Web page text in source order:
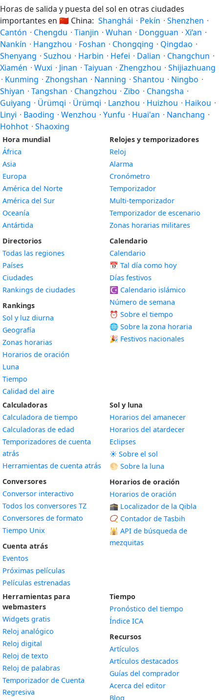
Horas de salida y puesta del sol en otras ciudades
importantes en 🇨🇳 China: Shanghái · Pekín · Shenzhen ·
Cantón · Chengdu · Tianjin · Wuhan · Dongguan · Xi’an ·
Nankín · Hangzhou · Foshan · Chongqing · Qingdao ·
Shenyang · Suzhou · Harbin · Hefei · Dalian · Changchun ·
Xiamén · Wuxi · Jinan · Taiyuan · Zhengzhou · Shijiazhuang
· Kunming · Zhongshan · Nanning · Shantou · Ningbo ·
Shiyan · Tangshan · Changzhou · Zibo · Changsha ·
Guiyang · Ürümqi · Ürümqi · Lanzhou · Huizhou · Haikou ·
Linyi · Baoding · Wenzhou · Yunfu · Huai'an · Nanchang ·
Hohhot · Shaoxing
Hora mundial
África
Asia
Europa
América del Norte
América del Sur
Oceanía
Antártida
Directorios
Todas las regiones
Países
Ciudades
Rankings de ciudades
Rankings
Sol y luz diurna
Geografía
Zonas horarias
Horarios de oración
Luna
Tiempo
Calidad del aire
Relojes y temporizadores
Reloj
Alarma
Cronómetro
Temporizador
Multi-temporizador
Temporizador de escenario
Zonas horarias militares
Calendario
Calendario
📅 Tal día como hoy
Días festivos
☪️ Calendario islámico
Número de semana
⏰ Sobre el tiempo
🌐 Sobre la zona horaria
🎉 Festivos nacionales
Calculadoras
Calculadora de tiempo
Calculadoras de edad
Temporizadores de cuenta
atrás
Herramientas de cuenta atrás
Conversores
Conversor interactivo
Todos los conversores TZ
Conversores de formato
Tiempo Unix
Cuenta atrás
Eventos
Próximas películas
Películas estrenadas
Sol y luna
Horarios del amanecer
Horarios del atardecer
Eclipses
☀️ Sobre el sol
🌕 Sobre la luna
Horarios de oración
Horarios de oración
🕋 Localizador de la Qibla
📿 Contador de Tasbih
🕌 API de búsqueda de
mezquitas
Herramientas para
webmasters
Widgets gratis
Reloj analógico
Reloj digital
Reloj de texto
Reloj de palabras
Temporizador de Cuenta
Regresiva
Tiempo
Pronóstico del tiempo
Índice ICA
Recursos
Artículos
Artículos destacados
Guías del comprador
Acerca del editor
Blog